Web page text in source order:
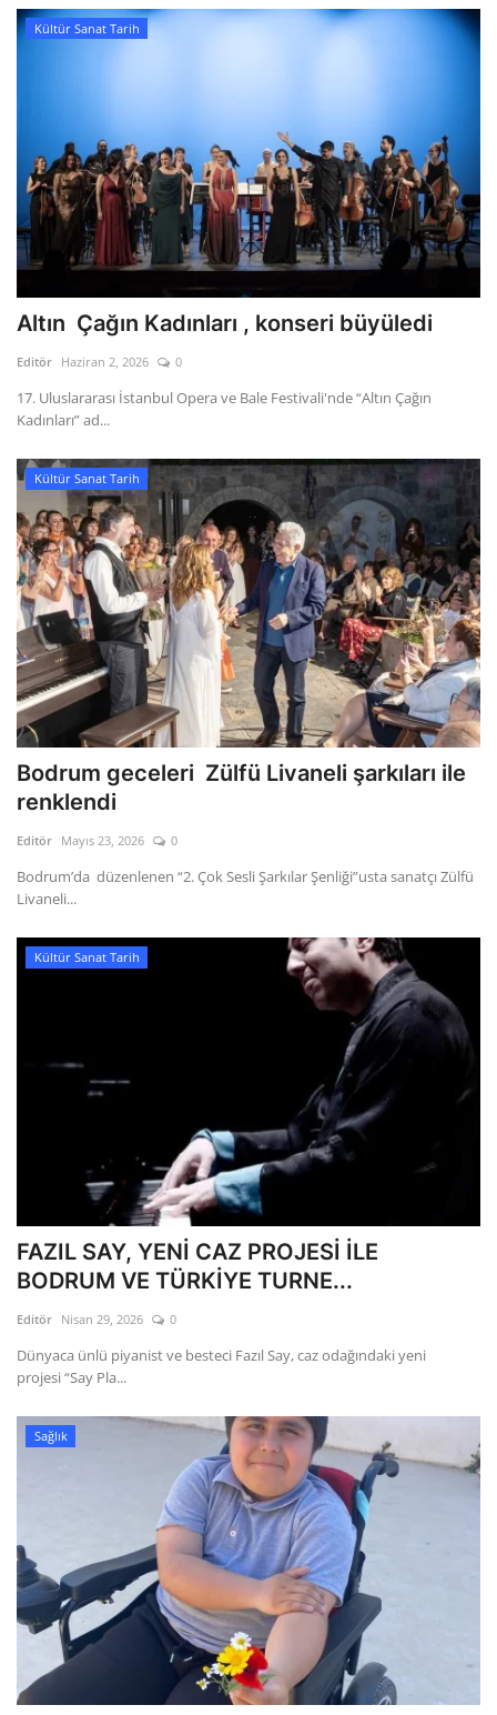
Kültür Sanat Tarih
Altın Çağın Kadınları , konseri büyüledi
Editör Haziran 2, 2026 0
17. Uluslararası İstanbul Opera ve Bale Festivali'nde “Altın Çağın
Kadınları” ad...
Kültür Sanat Tarih
Bodrum geceleri Zülfü Livaneli şarkıları ile
renklendi
Editör Mayıs 23, 2026 0
Bodrum’da düzenlenen “2. Çok Sesli Şarkılar Şenliği”usta sanatçı Zülfü
Livaneli...
Kültür Sanat Tarih
FAZIL SAY, YENİ CAZ PROJESİ İLE
BODRUM VE TÜRKİYE TURNE...
Editör Nisan 29, 2026 0
Dünyaca ünlü piyanist ve besteci Fazıl Say, caz odağındaki yeni
projesi “Say Pla...
Sağlık